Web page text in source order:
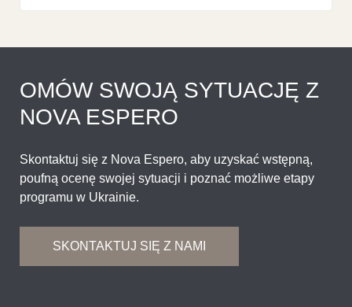
OMÓW SWOJĄ SYTUACJĘ Z
NOVA ESPERO
Skontaktuj się z Nova Espero, aby uzyskać wstępną,
poufną ocenę swojej sytuacji i poznać możliwe etapy
programu w Ukrainie.
SKONTAKTUJ SIĘ Z NAMI